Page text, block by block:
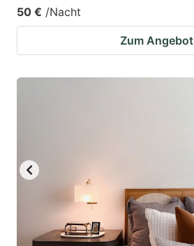
50 € /Nacht
Zum Angebot